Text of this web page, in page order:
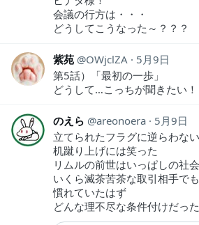
会議の行方は・・・
どうしてこうなった～？？？
紫苑 OWjclZA
5月9日
第5話）「最初の一歩」
どうして…こっちが聞きたい！
のえら areonoera
5月9日
立てられたフラグに逆らわな
机蹴り上げには笑った
リムルの前世はいっぱしの社
いくら滅茶苦茶な取引相手で
慣れていたはず
どんな理不尽な条件付けだっ